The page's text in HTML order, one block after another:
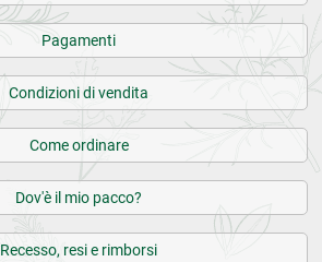
Pagamenti
Condizioni di vendita
Come ordinare
Dov'è il mio pacco?
Recesso, resi e rimborsi